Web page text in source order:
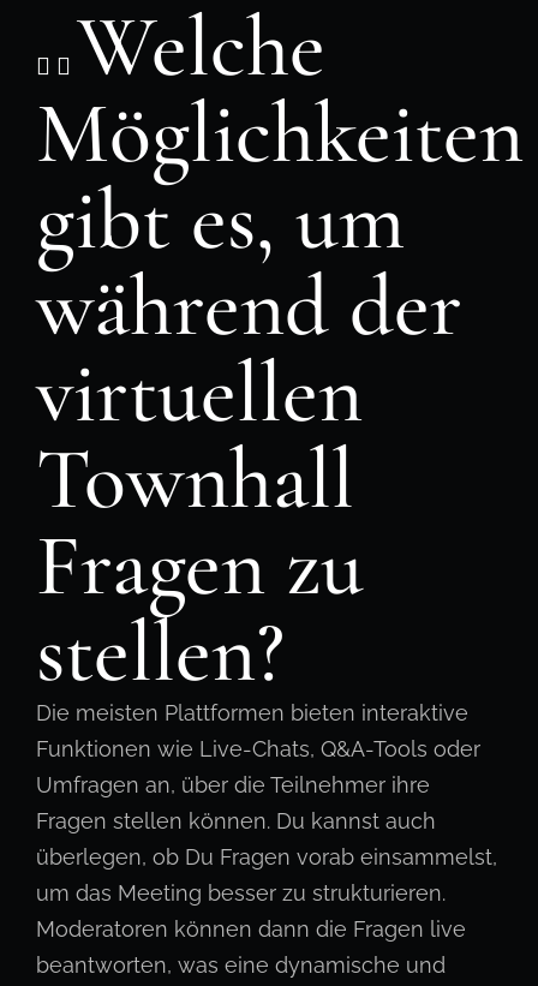
Welche
Möglichkeiten
gibt es, um
während der
virtuellen
Townhall
Fragen zu
stellen?
Die meisten Plattformen bieten interaktive
Funktionen wie Live-Chats, Q&A-Tools oder
Umfragen an, über die Teilnehmer ihre
Fragen stellen können. Du kannst auch
überlegen, ob Du Fragen vorab einsammelst,
um das Meeting besser zu strukturieren.
Moderatoren können dann die Fragen live
beantworten, was eine dynamische und